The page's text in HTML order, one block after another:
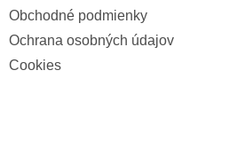
Obchodné podmienky
Ochrana osobných údajov
Cookies